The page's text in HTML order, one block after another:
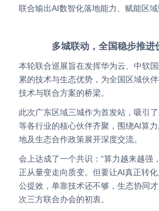
联合输出AI数智化落地能力、赋能区域
多城联动，全国稳步推
本轮联合巡展旨在发挥华为云、中软国际、契约锁三方长期积
累的技术与生态优势，为全国区域伙
技术与联合方案的桥梁。
此次广东区域三城作为首发站，吸引了来自制造、零售、科技
等各行业的核心伙伴齐聚，围绕AI算
地及生态合作政策展开深度交流。
会上达成了一个共识：“算力越来越强，模型越来越"聪明"，AI
正从量变走向质变。但要让AI真正转
公提效，单靠技术还不够，生态协同
次三方联合办会的初衷。